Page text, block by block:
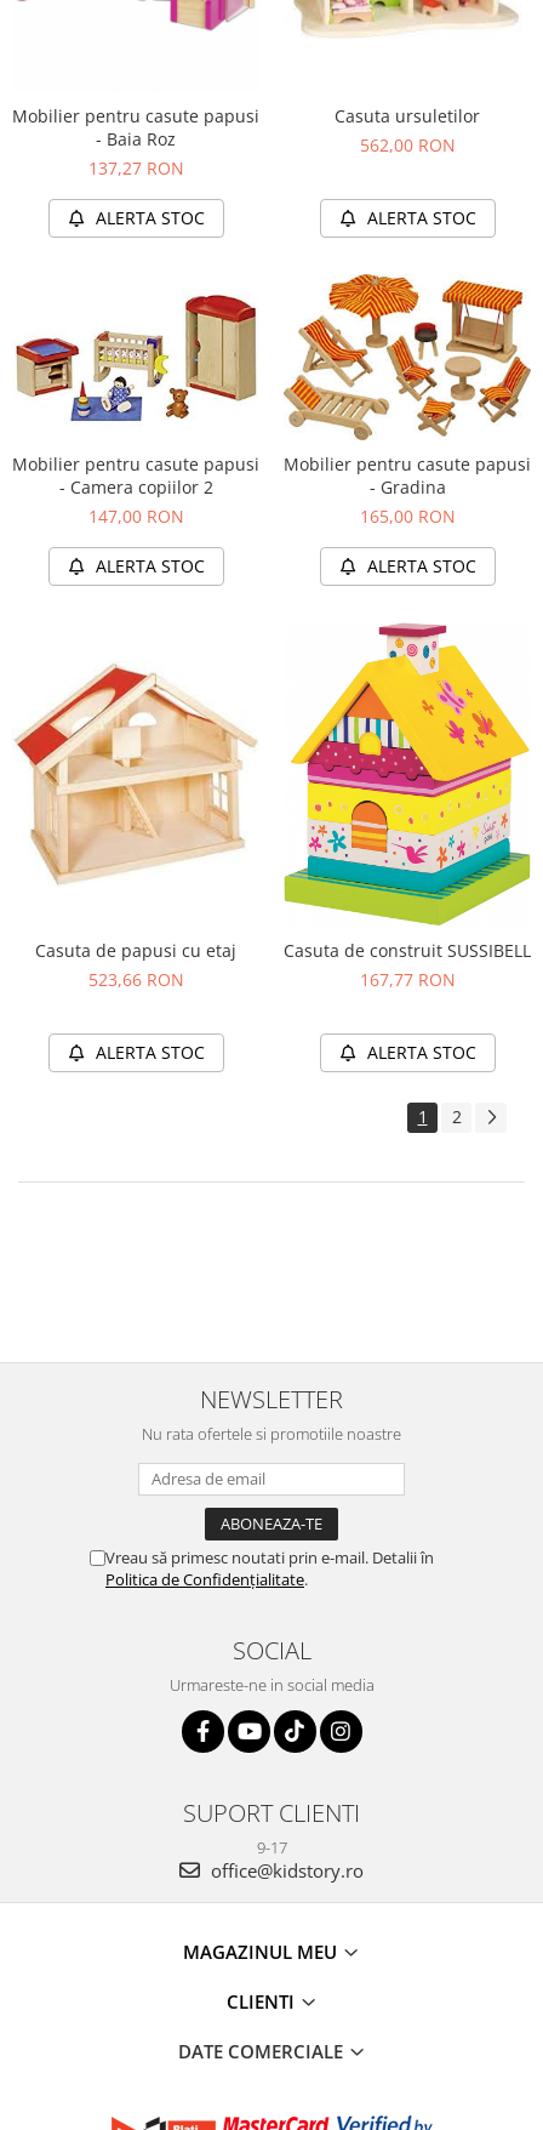
Mobilier pentru casute papusi
- Baia Roz
137,27 RON
ALERTA STOC
Casuta ursuletilor
562,00 RON
ALERTA STOC
Mobilier pentru casute papusi
- Camera copiilor 2
147,00 RON
ALERTA STOC
Mobilier pentru casute papusi
- Gradina
165,00 RON
ALERTA STOC
Casuta de papusi cu etaj
523,66 RON
ALERTA STOC
Casuta de construit SUSSIBELL
167,77 RON
ALERTA STOC
1 2
NEWSLETTER
Nu rata ofertele si promotiile noastre
Vreau să primesc noutati prin e-mail. Detalii în
Politica de Confidențialitate.
SOCIAL
Urmareste-ne in social media
SUPORT CLIENTI
9-17
office@kidstory.ro
MAGAZINUL MEU
CLIENTI
DATE COMERCIALE